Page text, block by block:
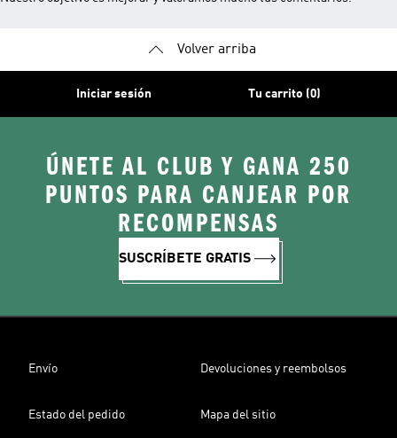
Volver arriba
Iniciar sesión Tu carrito (0)
ÚNETE AL CLUB Y GANA 250
PUNTOS PARA CANJEAR POR
RECOMPENSAS
SUSCRÍBETE GRATIS
Envío Devoluciones y reembolsos
Estado del pedido Mapa del sitio